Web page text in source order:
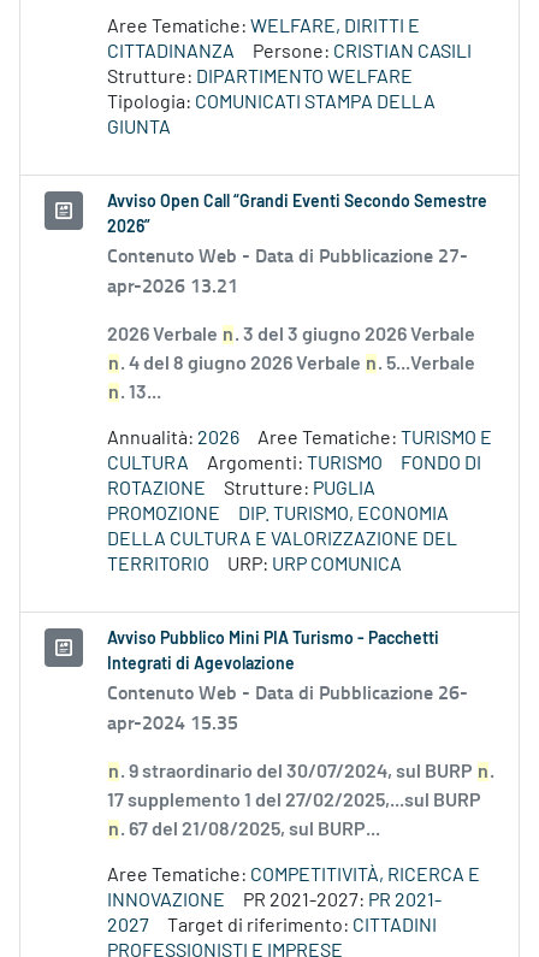
Aree Tematiche: WELFARE, DIRITTI E
CITTADINANZA
Persone: CRISTIAN CASILI
Strutture: DIPARTIMENTO WELFARE
Tipologia: COMUNICATI STAMPA DELLA
GIUNTA
Avviso Open Call “Grandi Eventi Secondo Semestre
2026”
Contenuto Web - Data di Pubblicazione 27-
apr-2026 13.21
2026 Verbale n. 3 del 3 giugno 2026 Verbale
n. 4 del 8 giugno 2026 Verbale n. 5...Verbale
n. 13...
Annualità: 2026 Aree Tematiche: TURISMO E
CULTURA
Argomenti: TURISMO
FONDO DI
ROTAZIONE
Strutture: PUGLIA
PROMOZIONE
DIP. TURISMO, ECONOMIA
DELLA CULTURA E VALORIZZAZIONE DEL
TERRITORIO
URP: URP COMUNICA
Avviso Pubblico Mini PIA Turismo - Pacchetti
Integrati di Agevolazione
Contenuto Web - Data di Pubblicazione 26-
apr-2024 15.35
n. 9 straordinario del 30/07/2024, sul BURP n.
17 supplemento 1 del 27/02/2025,...sul BURP
n. 67 del 21/08/2025, sul BURP...
Aree Tematiche: COMPETITIVITÀ, RICERCA E
INNOVAZIONE
PR 2021-2027: PR 2021-
2027
Target di riferimento: CITTADINI
PROFESSIONISTI E IMPRESE